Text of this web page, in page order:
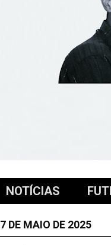
NOTÍCIAS
7 DE MAIO DE 2025